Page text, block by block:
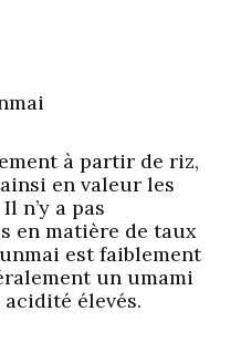
à partir de riz,
en valeur les
n’y a pas
en matière de taux
est faiblement
un umami
élevés.